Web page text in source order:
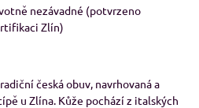
nezávadné (potvrzeno
Zlín)
česká obuv, navrhovaná a
u Zlína. Kůže pochází z italských